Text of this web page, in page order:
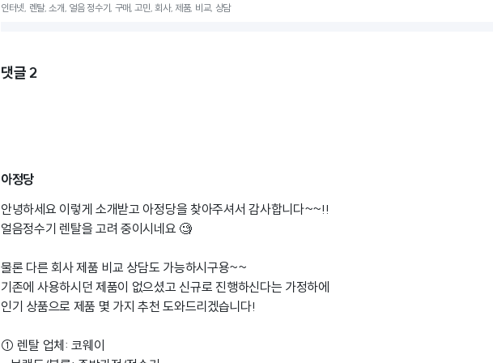
인터넷, 렌탈, 소개, 얼음 정수기, 구매, 고민, 회사, 제품, 비교, 상담
댓글2
아정당
안녕하세요 이렇게 소개받고 아정당을 찾아주셔서 감사합니다~~!!
얼음정수기 렌탈을 고려 중이시네요 🧐
물론 다른 회사 제품 비교 상담도 가능하시구용~~
기존에 사용하시던 제품이 없으셨고 신규로 진행하신다는 가정하에
인기 상품으로 제품 몇 가지 추천 도와드리겠습니다!
① 렌탈 업체: 코웨이